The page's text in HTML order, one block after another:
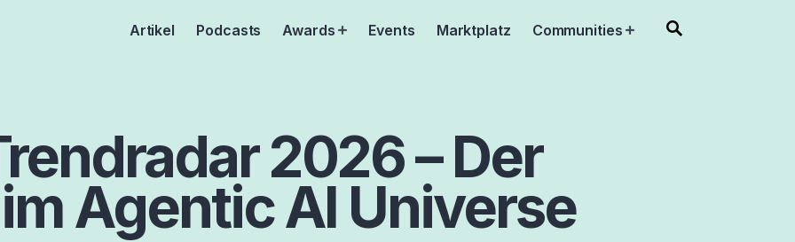
Artikel Podcasts Awards OpenEvents Marktplatz Communities Open
2026 – Der
Agentic AI Universe